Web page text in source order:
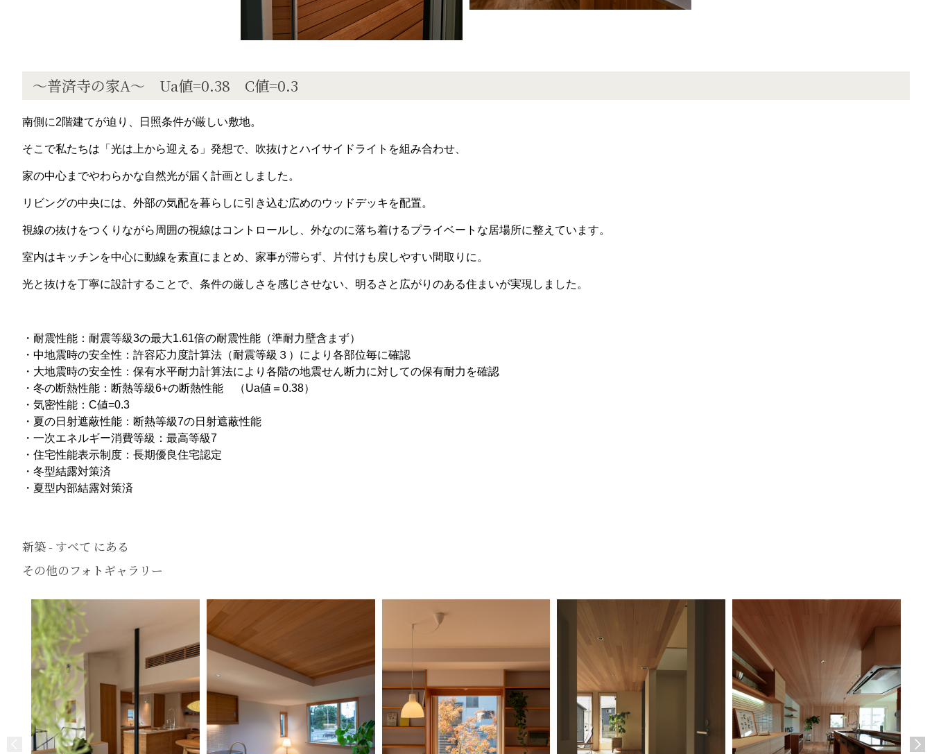
〜普済寺の家A〜 Ua値=0.38 C値=0.3
南側に2階建てが迫り、日照条件が厳しい敷地。
そこで私たちは「光は上から迎える」発想で、吹抜けとハイサイドライトを組み合わせ、
家の中心までやわらかな自然光が届く計画としました。
リビングの中央には、外部の気配を暮らしに引き込む広めのウッドデッキを配置。
視線の抜けをつくりながら周囲の視線はコントロールし、外なのに落ち着けるプライベートな居場所に整えています。
室内はキッチンを中心に動線を素直にまとめ、家事が滞らず、片付けも戻しやすい間取りに。
光と抜けを丁寧に設計することで、条件の厳しさを感じさせない、明るさと広がりのある住まいが実現しました。
・耐震性能：耐震等級3の最大1.61倍の耐震性能（準耐力壁含まず）
・中地震時の安全性：許容応力度計算法（耐震等級３）により各部位毎に確認
・大地震時の安全性：保有水平耐力計算法により各階の地震せん断力に対しての保有耐力を確認
・冬の断熱性能：断熱等級6+の断熱性能 （Ua値＝0.38）
・気密性能：C値=0.3
・夏の日射遮蔽性能：断熱等級7の日射遮蔽性能
・一次エネルギー消費等級：最高等級7
・住宅性能表示制度：長期優良住宅認定
・冬型結露対策済
・夏型内部結露対策済
新築 - すべて にある
その他のフォトギャラリー